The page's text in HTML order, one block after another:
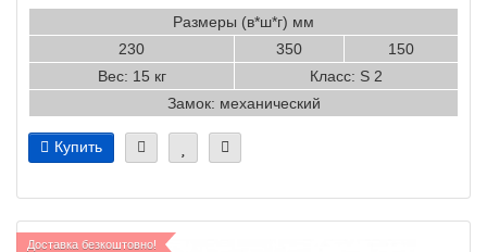
Размеры (в*ш*г) мм
230
350
150
Вес: 15 кг
Класс: S 2
Замок: механический
Купить
Доставка безкоштовно!